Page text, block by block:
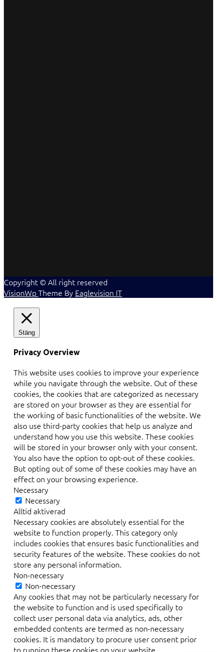
Copyright © All right reserved
VisionWpTheme By Eaglevision IT
Stäng
Privacy Overview
This website uses cookies to improve your experience
while you navigate through the website. Out of these
cookies, the cookies that are categorized as necessary
are stored on your browser as they are essential for
the working of basic functionalities of the website. We
also use third-party cookies that help us analyze and
understand how you use this website. These cookies
will be stored in your browser only with your consent.
You also have the option to opt-out of these cookies.
But opting out of some of these cookies may have an
effect on your browsing experience.
Necessary
Necessary
Alltid aktiverad
Necessary cookies are absolutely essential for the
website to function properly. This category only
includes cookies that ensures basic functionalities and
security features of the website. These cookies do not
store any personal information.
Non-necessary
Non-necessary
Any cookies that may not be particularly necessary for
the website to function and is used specifically to
collect user personal data via analytics, ads, other
embedded contents are termed as non-necessary
cookies. It is mandatory to procure user consent prior
to running these cookies on your website.